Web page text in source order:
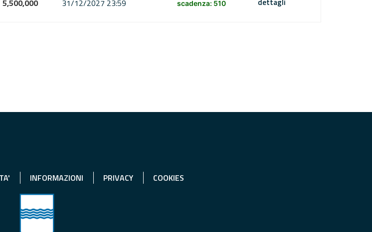
5,500,000
31/12/2027 23:59
scadenza: 510
dettagli
INFORMAZIONI PRIVACY COOKIES